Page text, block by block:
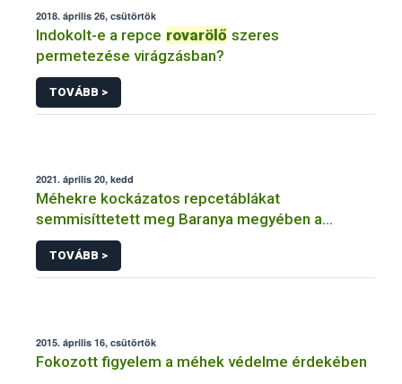
2018. április 26, csütörtök
Indokolt-e a repce rovarölő szeres
permetezése virágzásban?
TOVÁBB >
2021. április 20, kedd
Méhekre kockázatos repcetáblákat
semmisíttetett meg Baranya megyében a
hatóság
TOVÁBB >
2015. április 16, csütörtök
Fokozott figyelem a méhek védelme érdekében